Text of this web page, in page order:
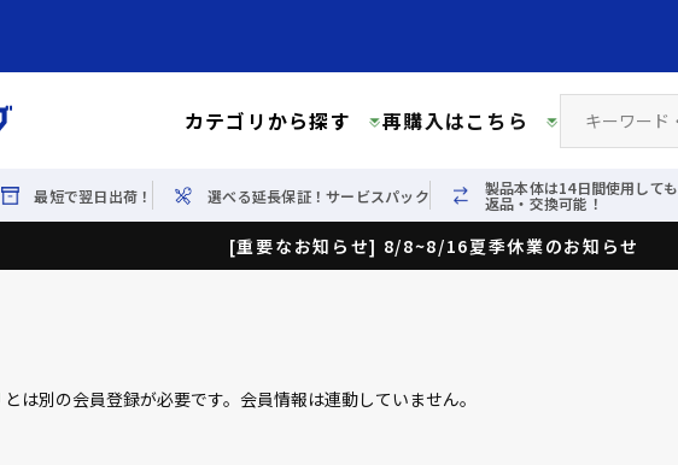
カテゴリから探す 再購入はこちら
最短で翌日出荷！ 選べる延長保証！サービスパック 製品本体は14日間使用しても
返品・交換可能！
[重要なお知らせ] 8/8~8/16夏季休業のお知らせ
とは別の会員登録が必要です。会員情報は連動していません。